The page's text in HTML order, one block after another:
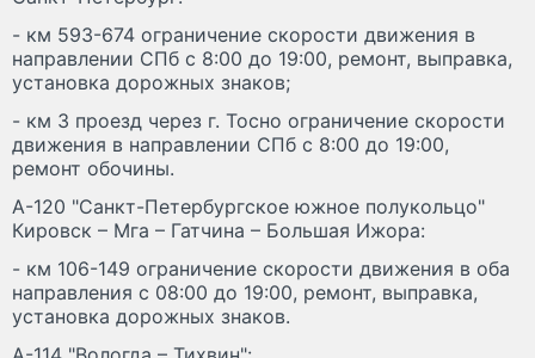
- км 593-674 ограничение скорости движения в
направлении СПб с 8:00 до 19:00, ремонт, выправка,
установка дорожных знаков;
- км 3 проезд через г. Тосно ограничение скорости
движения в направлении СПб с 8:00 до 19:00,
ремонт обочины.
А-120 "Санкт-Петербургское южное полукольцо"
Кировск – Мга – Гатчина – Большая Ижора:
- км 106-149 ограничение скорости движения в оба
направления с 08:00 до 19:00, ремонт, выправка,
установка дорожных знаков.